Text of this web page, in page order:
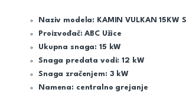
Naziv modela: KAMIN VULKAN 15KW
Proizvođač: ABC Užice
Ukupna snaga: 15 kW
Snaga predata vodi: 12 kW
Snaga zračenjem: 3 kW
Namena: centralno grejanje